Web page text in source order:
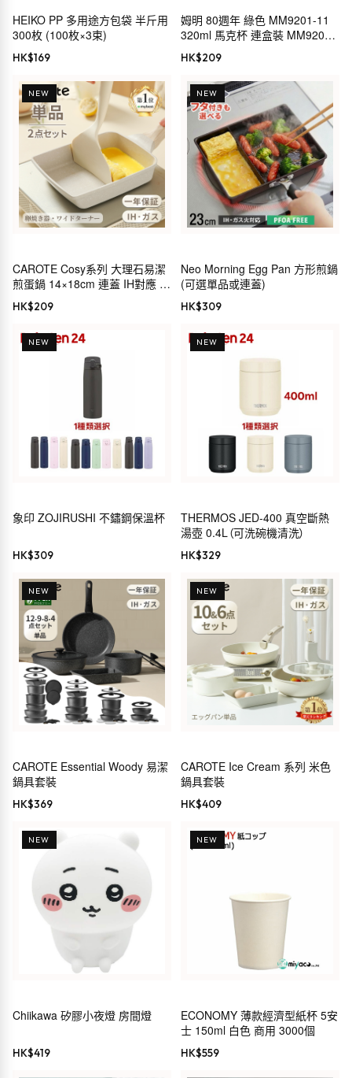
HEIKO PP 多用途方包袋 半斤用
300枚 (100枚×3束)
HK$169
姆明 80週年 綠色 MM9201-11
320ml 馬克杯 連盒裝 MM9200
80週年 北歐設計 日本製 山加商
店
HK$209
NEW
CAROTE Cosy系列 大理石易潔
煎蛋鍋 14×18cm 連蓋 IH對應 灰
HK$209
NEW
Neo Morning Egg Pan 方形煎鍋
(可選單品或連蓋)
HK$309
NEW
象印 ZOJIRUSHI 不鏽鋼保溫杯
HK$309
NEW
THERMOS JED-400 真空斷熱
湯壺 0.4L（可洗碗機清洗）
HK$329
NEW
CAROTE Essential Woody 易潔
鍋具套裝
HK$369
NEW
CAROTE Ice Cream 系列 米色
鍋具套裝
HK$409
NEW
Chiikawa 矽膠小夜燈 房間燈
HK$419
NEW
ECONOMY 薄款經濟型紙杯 5安
士 150ml 白色 商用 3000個
HK$559